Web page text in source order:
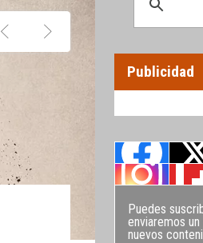
Publicidad
Puedes
enviaremos
nuevos